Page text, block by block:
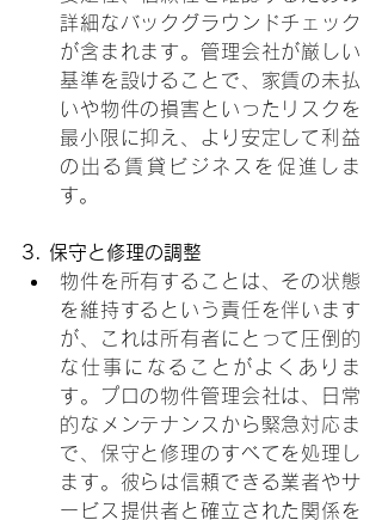
詳細なバックグラウンドチェック
が含まれます。管理会社が厳しい
基準を設けることで、家賃の未払
いや物件の損害といったリスクを
最小限に抑え、より安定して利益
の出る賃貸ビジネスを促進しま
す。
3. 保守と修理の調整
物件を所有することは、その状態
を維持するという責任を伴います
が、これは所有者にとって圧倒的
な仕事になることがよくありま
す。プロの物件管理会社は、日常
的なメンテナンスから緊急対応ま
で、保守と修理のすべてを処理し
ます。彼らは信頼できる業者やサ
ービス提供者と確立された関係を